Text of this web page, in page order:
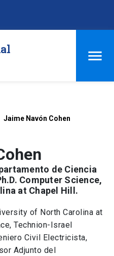
Jaime Navón Cohen
de Ciencia
Computer Science,
at Chapel Hill.
of North Carolina at
Technion-Israel
Civil Electricista,
Adjunto del